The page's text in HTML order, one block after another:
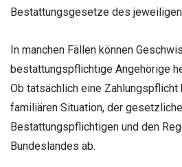
Bestattungsgesetze des
In manchen Fällen können
bestattungspflichtige Angehörige
Ob tatsächlich eine Zahlungspflicht
familiären Situation, der
Bestattungspflichtigen und den
Bundeslandes ab.